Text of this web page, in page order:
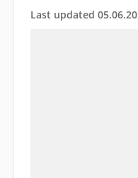
Last updated